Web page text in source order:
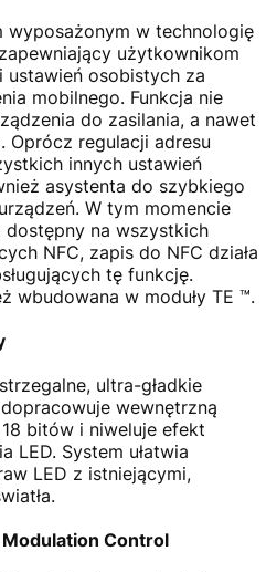
wyposażonym w technologię
użytkownikom
osobistych za
mobilnego. Funkcja nie
do zasilania, a nawet
Oprócz regulacji adresu
innych ustawień
asystenta do szybkiego
W tym momencie
na wszystkich
NFC, zapis do NFC działa
tę funkcję.
wbudowana w moduły TE ™.
ultra-gładkie
wewnętrzną
bitów i niweluje efekt
LED. System ułatwia
LED z istniejącymi,
Control